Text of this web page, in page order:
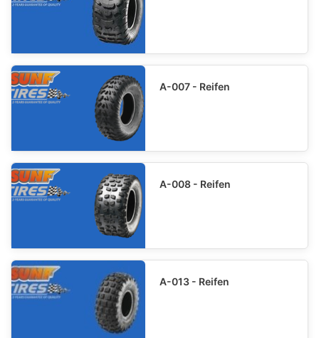
A-007 - Reifen
A-008 - Reifen
A-013 - Reifen